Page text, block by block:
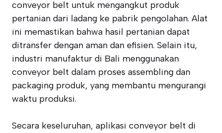
conveyor belt untuk mengangkut produk
pertanian dari ladang ke pabrik pengolahan. Alat
ini memastikan bahwa hasil pertanian dapat
ditransfer dengan aman dan efisien. Selain itu,
industri manufaktur di Bali menggunakan
conveyor belt dalam proses assembling dan
packaging produk, yang membantu mengurangi
waktu produksi.
Secara keseluruhan, aplikasi conveyor belt di